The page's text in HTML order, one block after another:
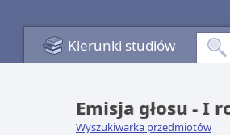
Kierunki studiów
Emisja głosu - I
Wyszukiwarka przedmiotów